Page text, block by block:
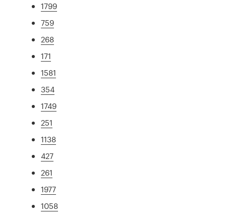
1799
759
268
171
1581
354
1749
251
1138
427
261
1977
1058